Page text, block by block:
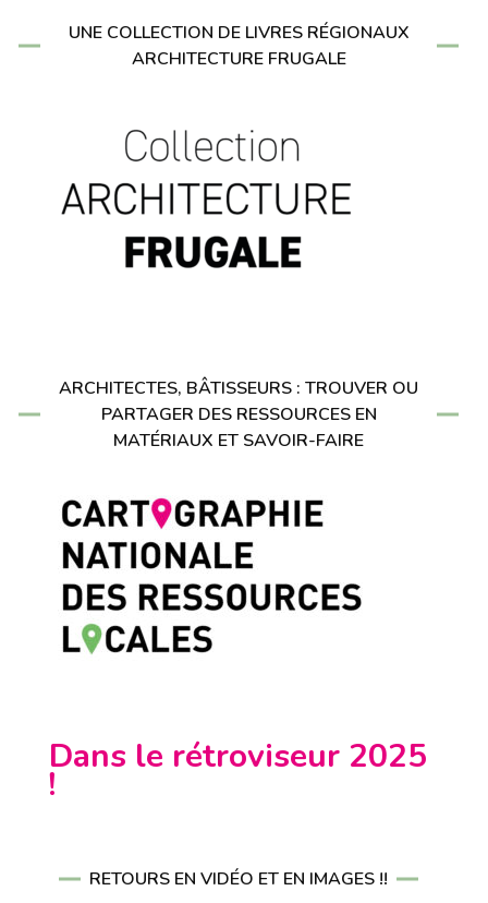
UNE COLLECTION DE LIVRES RÉGIONAUX
ARCHITECTURE FRUGALE
ARCHITECTES, BÂTISSEURS : TROUVER OU
PARTAGER DES RESSOURCES EN
MATÉRIAUX ET SAVOIR-FAIRE
Dans le rétroviseur 2025
!
RETOURS EN VIDÉO ET EN IMAGES !!